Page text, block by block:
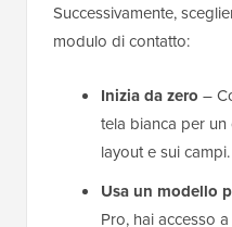
Successivamente,
modulo di contatto:
Inizia da zero –
tela bianca per
layout e sui campi.
Usa un modello
Pro, hai accesso